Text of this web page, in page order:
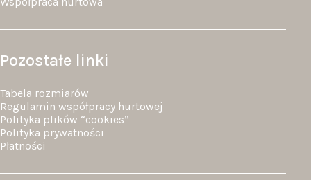
Pozostałe linki
Tabela rozmiarów
Regulamin współpracy hurtowej
Polityka plików “cookies”
Polityka prywatności
Płatności